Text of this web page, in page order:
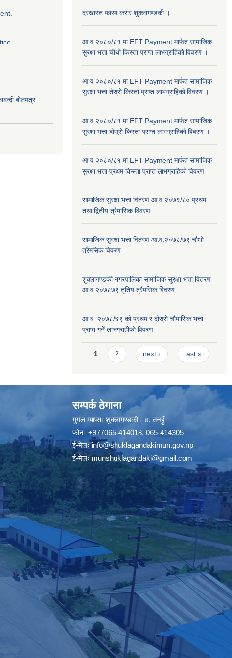
बोलपत्र
दरखास्त फारम करार शुक्लागण्डकी ।
आ व २०८०/८१ मा EFT Payment मार्फत सामाजिक
सुरक्षा भत्ता चौथो किस्ता प्राप्त लाभग्राहिकाे विवरण ।
आ व २०८०/८१ मा EFT Payment मार्फत सामाजिक
सुरक्षा भत्ता तेस्रो किस्ता प्राप्त लाभग्राहिकाे विवरण ।
आ व २०८०/८१ मा EFT Payment मार्फत सामाजिक
सुरक्षा भत्ता दोस्रो किस्ता प्राप्त लाभग्राहिकाे विवरण ।
आ व २०८०/८१ मा EFT Payment मार्फत सामाजिक
सुरक्षा भत्ता प्रथम किस्ता प्राप्त लाभग्राहिकाे विवरण ।
सामाजिक सुरक्षा भत्ता वितरण आ.व.२०७९/८० प्रथम
तथा द्वितीय त्रैमासिक विवरण
सामाजिक सुरक्षा भत्ता वितरण आ.व.२०७८/७९ चौथो
त्रैमसिक विवरण
शुक्लागण्डकी नगरपालिका सामाजिक सुरक्षा भत्ता वितरण
आ.व.२०७८७९ तृतिय त्रैमसिक विवरण
आ.ब. २०७८/७९ को प्रथम र दोस्रो चौमासिक भत्ता
प्राप्त गर्ने लाभग्राहीको विवरण
Pages
1 2 next › last »
सम्पर्क ठेगाना
गुगल म्याप्सःशुक्लागण्डकी - ४, तनहुँ
फोनः +977065-414018, 065-414305
ई-मेलःinfo@shuklagandakimun.gov.np
ई-मेलःmunshuklagandaki@gmail.com